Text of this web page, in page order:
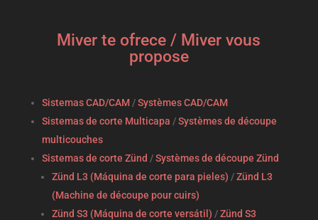
Miver te ofrece / Miver vous
propose
Sistemas CAD/CAM/Systèmes CAD/CAM
Sistemas de corte Multicapa /Systèmes de découpe
multicouches
Sistemas de corte Zünd /Systèmes de découpe Zünd
Zünd L3 (Máquina de corte para pieles) /Zünd L3
(Machine de découpe pour cuirs)
Zünd S3 (Máquina de corte versátil) /Zünd S3